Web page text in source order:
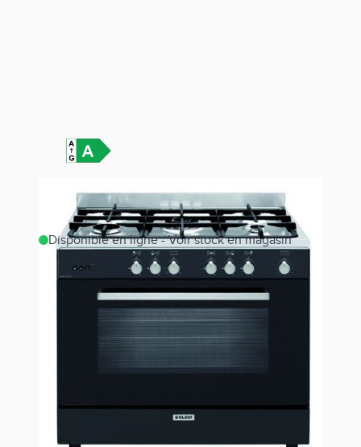
Disponible en ligne - Voir stock en magasin
Estimer les frais de port
GE960CMBK2
1 053,00 €